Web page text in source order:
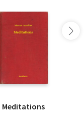
Meditations